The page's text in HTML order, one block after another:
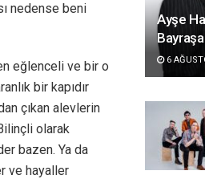
nedense beni
eğlenceli ve bir o
bir kapıdır
çıkan alevlerin
olarak
bazen. Ya da
ve hayaller
Ayşe
Bayraşa
6